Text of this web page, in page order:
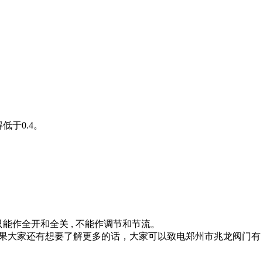
于0.4。
全开和全关 , 不能作调节和节流。
家还有想要了解更多的话，大家可以致电郑州市兆龙阀门有